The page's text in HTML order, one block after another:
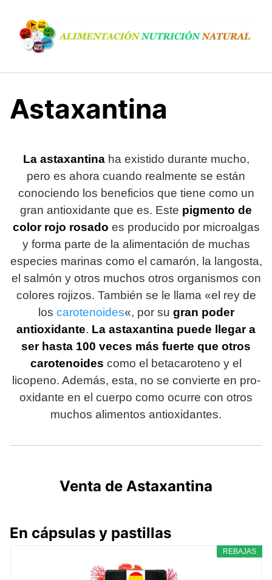
Astaxantina
La astaxantinaha existido durante mucho,
pero es ahora cuando realmente se están
conociendo los beneficios que tiene como un
gran antioxidante que es. Este pigmento de
color rojo rosado es producido por microalgas
y forma parte de la alimentación de muchas
especies marinas como el camarón, la langosta,
el salmón y otros muchos otros organismos con
colores rojizos. También se le llama «el rey de
los carotenoides«, por su gran poder
antioxidante. La astaxantina puede llegar a
ser hasta 100 veces más fuerte que otros
carotenoides como el betacaroteno y el
licopeno. Además, esta, no se convierte en pro-
oxidante en el cuerpo como ocurre con otros
muchos alimentos antioxidantes.
Venta de Astaxantina
En cápsulas y pastillas
REBAJAS